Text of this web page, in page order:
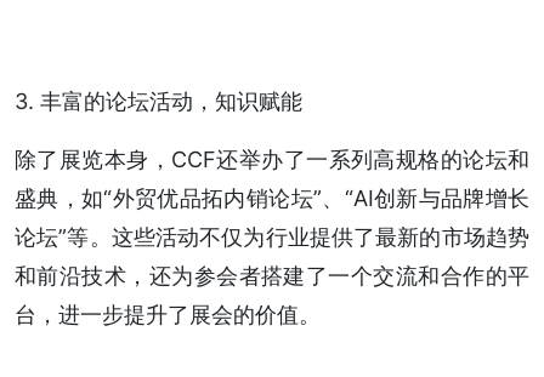
3. 丰富的论坛活动，知识赋能
除了展览本身，CCF还举办了一系列高规格的论坛和
盛典，如“外贸优品拓内销论坛”、“AI创新与品牌增长
论坛”等。这些活动不仅为行业提供了最新的市场趋势
和前沿技术，还为参会者搭建了一个交流和合作的平
台，进一步提升了展会的价值。